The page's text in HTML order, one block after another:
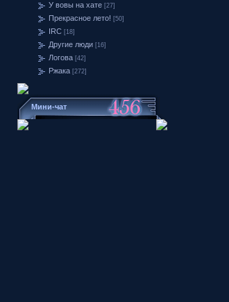
У вовы на хате [27]
Прекрасное лето! [50]
IRC [18]
Другие люди [16]
Логова [42]
Ржака [272]
Мини-чат